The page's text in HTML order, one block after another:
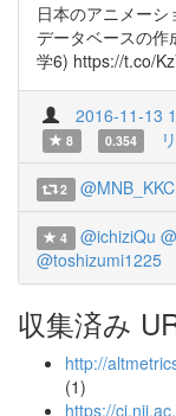
日本のアニメー
データベースの作
学6) https://t.co/
2016-11-13
8
0.354
2 @MNB_KKC
4 @ichiziQu
@toshizumi1225
収集済み
http://
(1)
https://